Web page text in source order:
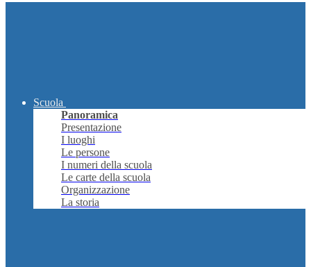
Scuola
Panoramica
Presentazione
I luoghi
Le persone
I numeri della scuola
Le carte della scuola
Organizzazione
La storia